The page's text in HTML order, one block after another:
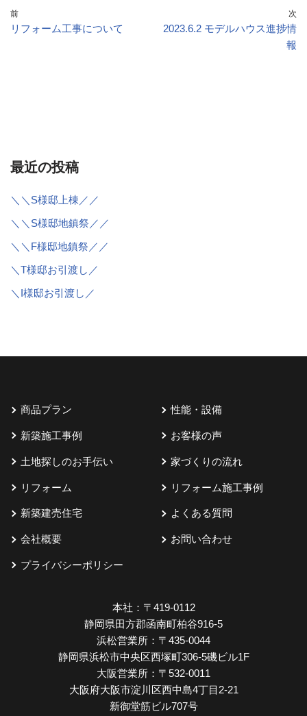
前
リフォーム工事について
次
2023.6.2 モデルハウス進捗情
報
最近の投稿
＼＼S様邸上棟／／
＼＼S様邸地鎮祭／／
＼＼F様邸地鎮祭／／
＼T様邸お引渡し／
＼I様邸お引渡し／
商品プラン 性能・設備
新築施工事例 お客様の声
土地探しのお手伝い 家づくりの流れ
リフォーム リフォーム施工事例
新築建売住宅 よくある質問
会社概要 お問い合わせ
プライバシーポリシー
本社： 〒419-0112
静岡県田方郡函南町柏谷916-5
浜松営業所： 〒435-0044
静岡県浜松市中央区西塚町306-5磯ビル1F
大阪営業所： 〒532-0011
大阪府大阪市淀川区西中島4丁目2-21
新御堂筋ビル707号